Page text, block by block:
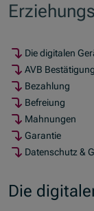
Die digitalen
AVB Bestätigung
Bezahlung
Befreiung
Mahnungen
Garantie
Datenschutz &
Die